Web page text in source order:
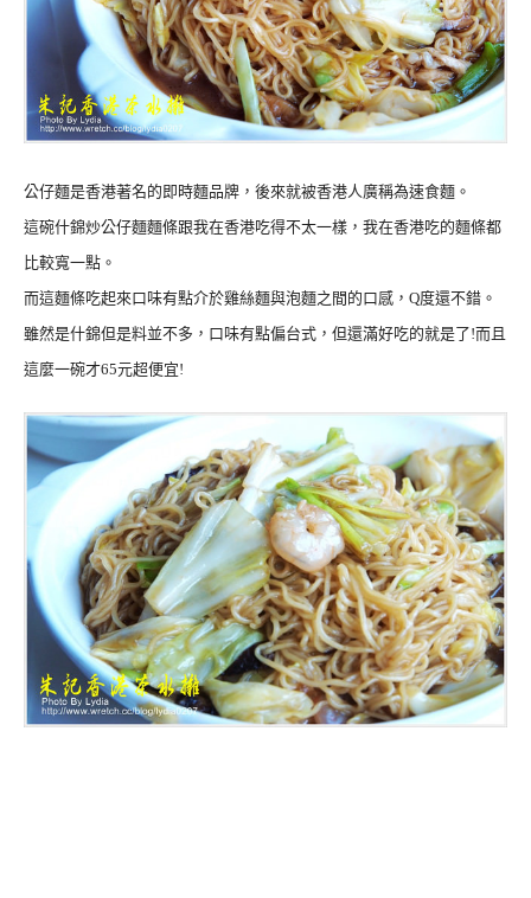
公仔麵是香港著名的即時麵品牌，後來就被香港人廣稱為速食麵。
這碗什錦炒公仔麵麵條跟我在香港吃得不太一樣，我在香港吃的麵條都
比較寬一點。
而這麵條吃起來口味有點介於雞絲麵與泡麵之間的口感，Q度還不錯。
雖然是什錦但是料並不多，口味有點偏台式，但還滿好吃的就是了!而且
這麼一碗才65元超便宜!